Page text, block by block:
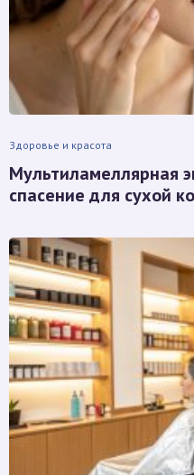
Здоровье и красота
Мультиламеллярная
спасение для сухой